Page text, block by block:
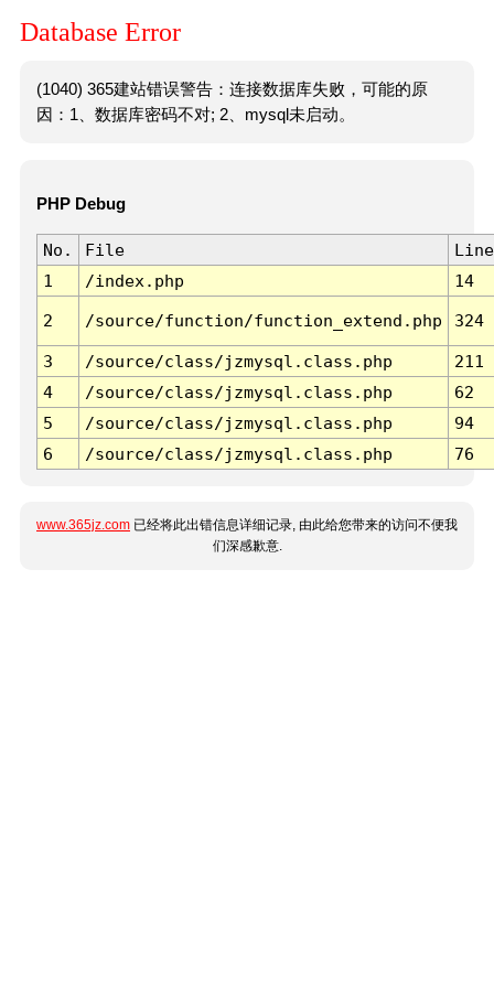
Database Error
(1040) 365建站错误警告：连接数据库失败，可能的原
因：1、数据库密码不对; 2、mysql未启动。
PHP Debug
No. File
Line
1
/index.php 14
2 /source/function/function_extend.php 324
3 /source/class/jzmysql.class.php
211
4
/source/class/jzmysql.class.php
62
5
/source/class/jzmysql.class.php
94
6
/source/class/jzmysql.class.php 76
www.365jz.com 已经将此出错信息详细记录, 由此给您带来的访问不便我
们深感歉意.